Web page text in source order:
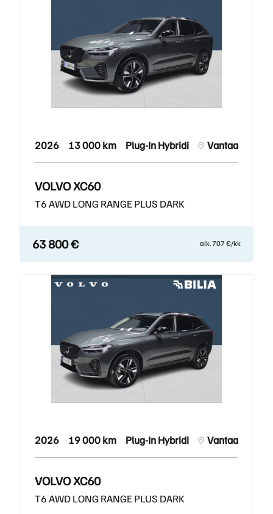
2026 13 000 km Plug-In Hybridi Vantaa
VOLVO XC60
T6 AWD LONG RANGE PLUS DARK
63 800 € alk. 707 €/kk
2026 19 000 km Plug-In Hybridi Vantaa
VOLVO XC60
T6 AWD LONG RANGE PLUS DARK